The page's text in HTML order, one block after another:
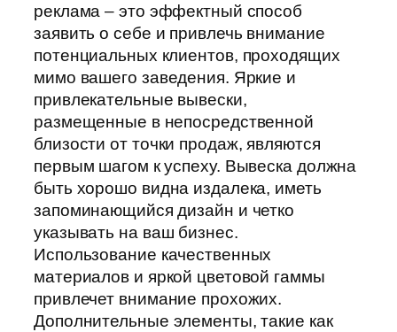
реклама – это эффектный способ
заявить о себе и привлечь внимание
потенциальных клиентов, проходящих
мимо вашего заведения. Яркие и
привлекательные вывески,
размещенные в непосредственной
близости от точки продаж, являются
первым шагом к успеху. Вывеска должна
быть хорошо видна издалека, иметь
запоминающийся дизайн и четко
указывать на ваш бизнес.
Использование качественных
материалов и яркой цветовой гаммы
привлечет внимание прохожих.
Дополнительные элементы, такие как